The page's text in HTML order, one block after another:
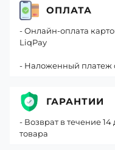
ОПЛАТА
- Онлайн-оплата
LiqPay
- Наложенный платеж
ГАРАНТИИ
- Возврат в течение
товара